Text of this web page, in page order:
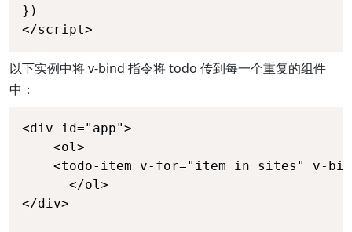
})
</script>
以下实例中将 v-bind 指令将 todo 传到每一个重复的组件
中：
<div id="app">
    <ol>
<todo-item v-for="item in sites" v-
      </ol>
</div>